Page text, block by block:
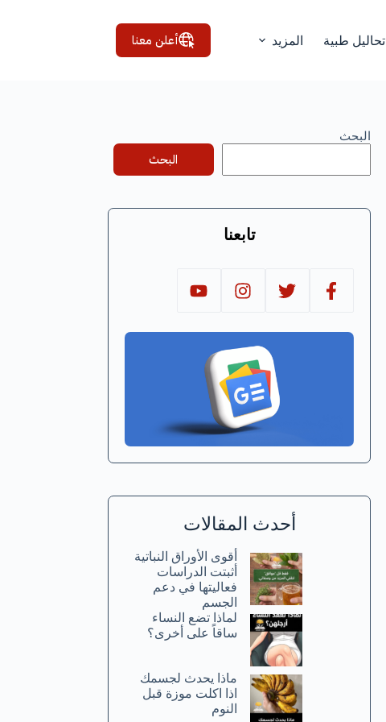
تحاليل طبية المزيد أعلن معنا
البحث
البحث
تابعنا
أحدث المقالات
أقوى الأوراق النباتية
أثبتت الدراسات
فعاليتها في دعم
الجسم
لماذا تضع النساء
ساقاً على أخرى؟
ماذا يحدث لجسمك
اذا اكلت موزة قبل
النوم